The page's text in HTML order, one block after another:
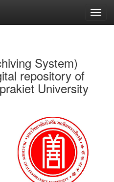
System)
repository of
University